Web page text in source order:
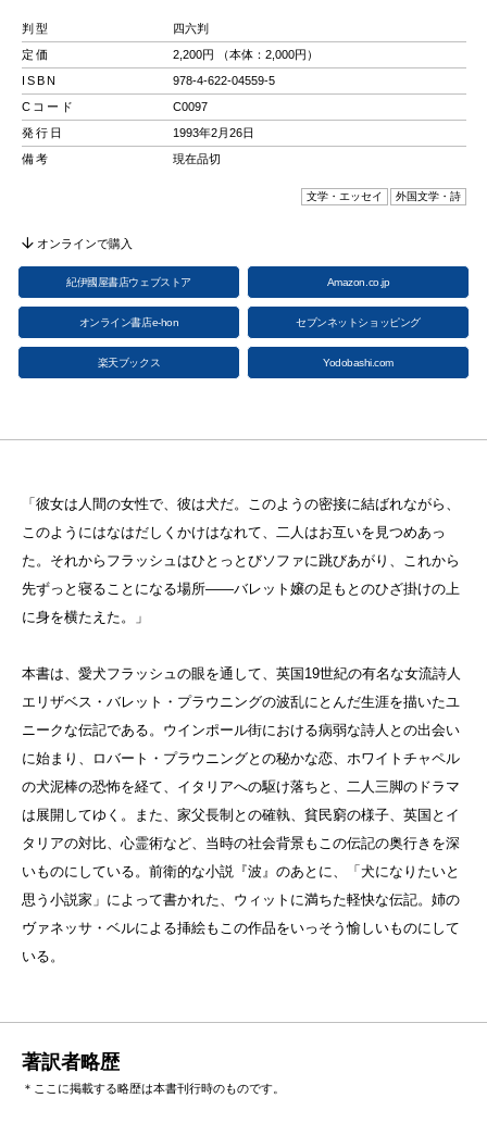
判型
四六判
定価
2,200円 （本体：2,000円）
ISBN
978-4-622-04559-5
Cコード
C0097
発行日
1993年2月26日
備考
現在品切
文学・エッセイ 外国文学・詩
オンラインで購入
紀伊國屋書店ウェブストア Amazon.co.jp
オンライン書店e-hon セブンネットショッピング
楽天ブックス Yodobashi.com
「彼女は人間の女性で、彼は犬だ。このようの密接に結ばれながら、
このようにはなはだしくかけはなれて、二人はお互いを見つめあっ
た。それからフラッシュはひとっとびソファに跳びあがり、これから
先ずっと寝ることになる場所——バレット嬢の足もとのひざ掛けの上
に身を横たえた。」
本書は、愛犬フラッシュの眼を通して、英国19世紀の有名な女流詩人
エリザベス・バレット・プラウニングの波乱にとんだ生涯を描いたユ
ニークな伝記である。ウインポール街における病弱な詩人との出会い
に始まり、ロバート・プラウニングとの秘かな恋、ホワイトチャペル
の犬泥棒の恐怖を経て、イタリアへの駆け落ちと、二人三脚のドラマ
は展開してゆく。また、家父長制との確執、貧民窮の様子、英国とイ
タリアの対比、心霊術など、当時の社会背景もこの伝記の奥行きを深
いものにしている。前衛的な小説『波』のあとに、「犬になりたいと
思う小説家」によって書かれた、ウィットに満ちた軽快な伝記。姉の
ヴァネッサ・ベルによる挿絵もこの作品をいっそう愉しいものにして
いる。
著訳者略歴
＊ここに掲載する略歴は本書刊行時のものです。